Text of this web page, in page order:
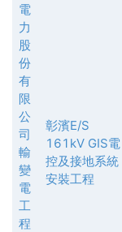
電
力
股
份
有
限
公
司
輸
變
電
工
程
彰濱E/S
161kV GIS電
控及接地系統
安裝工程